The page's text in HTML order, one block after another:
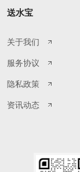
送水宝
关于我们
服务协议
隐私政策
资讯动态